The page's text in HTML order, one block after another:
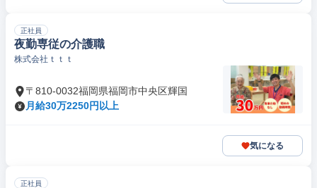
正社員
夜勤専従の介護職
株式会社ｔｔｔ
〒810-0032福岡県福岡市中央区輝国
月給30万2250円以上
気になる
正社員